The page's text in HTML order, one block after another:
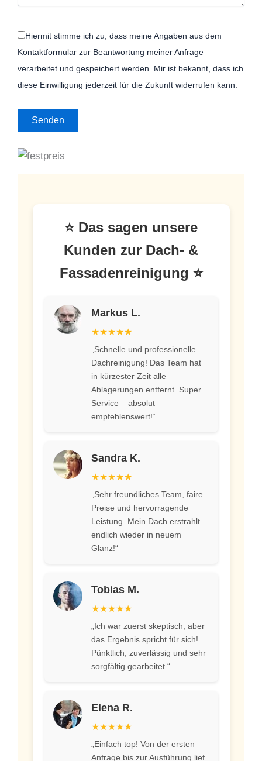
Hiermit stimme ich zu, dass meine Angaben aus dem
Kontaktformular zur Beantwortung meiner Anfrage
verarbeitet und gespeichert werden. Mir ist bekannt, dass ich
diese Einwilligung jederzeit für die Zukunft widerrufen kann.
⭐ Das sagen unsere
Kunden zur Dach- &
Fassadenreinigung ⭐
Markus L.
★★★★★
„Schnelle und professionelle
Dachreinigung! Das Team hat
in kürzester Zeit alle
Ablagerungen entfernt. Super
Service – absolut
empfehlenswert!“
Sandra K.
★★★★★
„Sehr freundliches Team, faire
Preise und hervorragende
Leistung. Mein Dach erstrahlt
endlich wieder in neuem
Glanz!“
Tobias M.
★★★★★
„Ich war zuerst skeptisch, aber
das Ergebnis spricht für sich!
Pünktlich, zuverlässig und sehr
sorgfältig gearbeitet.“
Elena R.
★★★★★
„Einfach top! Von der ersten
Anfrage bis zur Ausführung lief